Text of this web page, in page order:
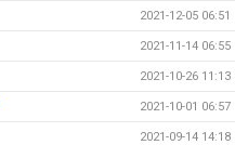
2021-12-05 06:51
2021-11-14 06:55
2021-10-26 11:13
2021-10-01 06:57
2021-09-14 14:18